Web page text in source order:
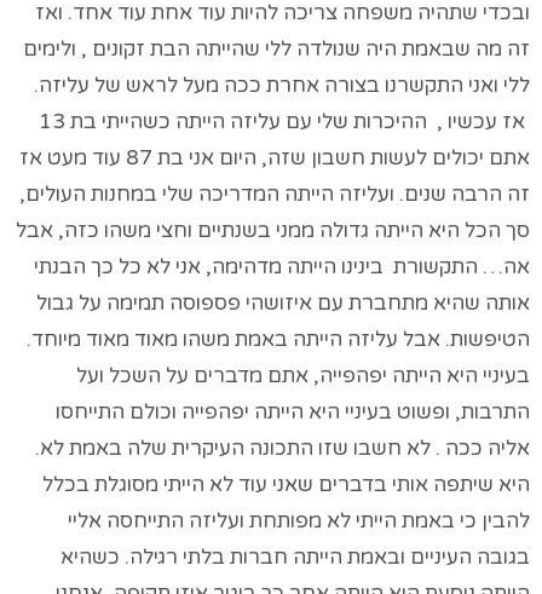
ובכדי שתהיה משפחה צריכה להיות עוד אחת עוד אחד. ואז
זה מה שבאמת היה שנולדה ללי שהייתה הבת זקונים , ולימים
ללי ואני התקשרנו בצורה אחרת ככה מעל לראש של עליזה.
אז עכשיו , ההיכרות שלי עם עליזה הייתה כשהייתי בת 13
אתם יכולים לעשות חשבון שזה, היום אני בת 87 עוד מעט אז
זה הרבה שנים. ועליזה הייתה המדריכה שלי במחנות העולים,
סך הכל היא הייתה גדולה ממני בשנתיים וחצי משהו כזה, אבל
אה… התקשורת בינינו הייתה מדהימה, אני לא כל כך הבנתי
אותה שהיא מתחברת עם איזושהי פספוסה תמימה על גבול
הטיפשות. אבל עליזה הייתה באמת משהו מאוד מאוד מיוחד.
בעיניי היא הייתה יפהפייה, אתם מדברים על השכל ועל
התרבות, ופשוט בעיניי היא הייתה יפהפייה וכולם התייחסו
אליה ככה . לא חשבו שזו התכונה העיקרית שלה באמת לא.
היא שיתפה אותי בדברים שאני עוד לא הייתי מסוגלת בכלל
להבין כי באמת הייתי לא מפותחת ועליזה התייחסה אליי
בגובה העיניים ובאמת הייתה חברות בלתי רגילה. כשהיא